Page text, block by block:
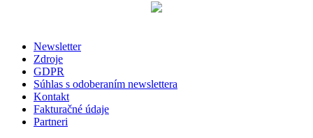
Newsletter
Zdroje
GDPR
Súhlas s odoberaním newslettera
Kontakt
Fakturačné údaje
Partneri